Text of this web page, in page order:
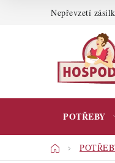
Nepřevzetí
POTŘEBY
Domů